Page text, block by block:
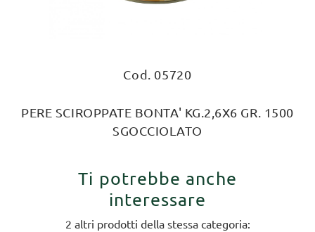
Cod. 05720
PERE SCIROPPATE BONTA' KG.2,6X6 GR. 1500
SGOCCIOLATO
Ti potrebbe anche
interessare
2 altri prodotti della stessa categoria: